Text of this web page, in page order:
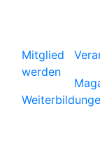
Mitglied
werden